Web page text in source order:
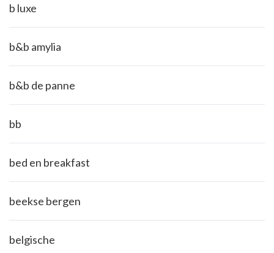
b luxe
b&b amylia
b&b de panne
bb
bed en breakfast
beekse bergen
belgische